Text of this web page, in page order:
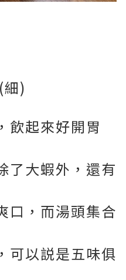
)
飲起來好開胃
了大蝦外，還有
口，而湯頭集合
可以説是五味俱